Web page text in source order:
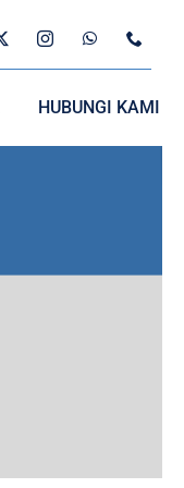
HUBUNGI KAMI